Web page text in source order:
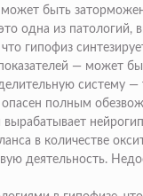
может быть
одна из патологий,
гипофиз
— может
систему —
полным
вырабатывает
в количестве
деятельность.